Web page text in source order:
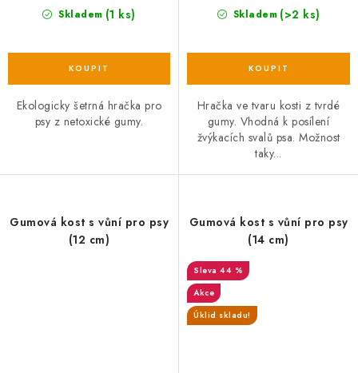
Skladem (1 ks)
Ekologicky šetrná hračka pro
psy z netoxické gumy.
Skladem (>2 ks)
Hračka ve tvaru kosti z tvrdé
gumy. Vhodná k posílení
žvýkacích svalů psa. Možnost
taky...
Gumová kost s vůní pro psy
(12 cm)
Gumová kost s vůní pro psy
(14 cm)
44 %
Akce
Úklid skladu!